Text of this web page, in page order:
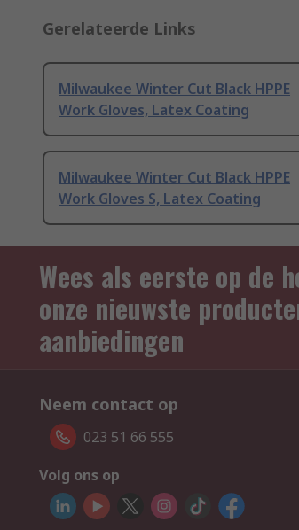
Gerelateerde Links
Milwaukee Winter Cut Black HPPE
Work Gloves, Latex Coating
Milwaukee Winter Cut Black HPPE
Work Gloves S, Latex Coating
Wees als eerste op de
onze nieuwste
aanbiedingen
Neem contact op
023 51 66 555
Volg ons op